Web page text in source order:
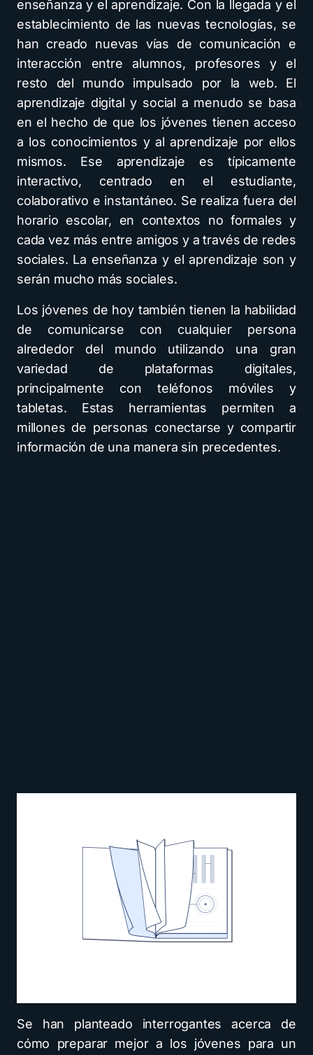
enseñanza y el aprendizaje. Con la llegada y el
establecimiento de las nuevas tecnologías, se
han creado nuevas vías de comunicación e
interacción entre alumnos, profesores y el
resto del mundo impulsado por la web. El
aprendizaje digital y social a menudo se basa
en el hecho de que los jóvenes tienen acceso
a los conocimientos y al aprendizaje por ellos
mismos. Ese aprendizaje es típicamente
interactivo, centrado en el estudiante,
colaborativo e instantáneo. Se realiza fuera del
horario escolar, en contextos no formales y
cada vez más entre amigos y a través de redes
sociales. La enseñanza y el aprendizaje son y
serán mucho más sociales.
Los jóvenes de hoy también tienen la habilidad
de comunicarse con cualquier persona
alrededor del mundo utilizando una gran
variedad de plataformas digitales,
principalmente con teléfonos móviles y
tabletas. Estas herramientas permiten a
millones de personas conectarse y compartir
información de una manera sin precedentes.
Se han planteado interrogantes acerca de
cómo preparar mejor a los jóvenes para un